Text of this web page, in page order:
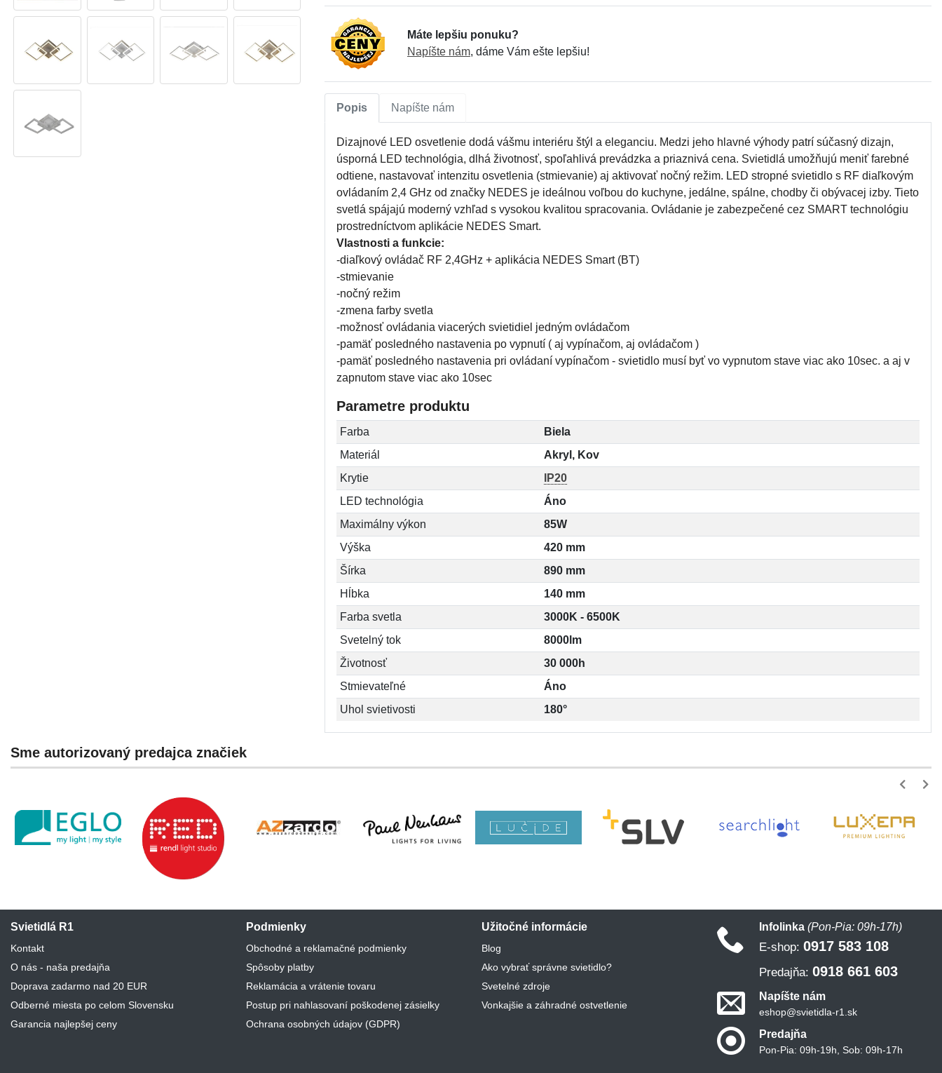
Máte lepšiu ponuku?
Napíšte nám, dáme Vám ešte lepšiu!
Popis Napíšte nám
Dizajnové LED osvetlenie dodá vášmu interiéru štýl a eleganciu. Medzi jeho hlavné výhody patrí súčasný dizajn,
úsporná LED technológia, dlhá životnosť, spoľahlivá prevádzka a priaznivá cena. Svietidlá umožňujú meniť farebné
odtiene, nastavovať intenzitu osvetlenia (stmievanie) aj aktivovať nočný režim. LED stropné svietidlo s RF diaľkovým
ovládaním 2,4 GHz od značky NEDES je ideálnou voľbou do kuchyne, jedálne, spálne, chodby či obývacej izby. Tieto
svetlá spájajú moderný vzhľad s vysokou kvalitou spracovania. Ovládanie je zabezpečené cez SMART technológiu
prostredníctvom aplikácie NEDES Smart.
Vlastnosti a funkcie:
-diaľkový ovládač RF 2,4GHz + aplikácia NEDES Smart (BT)
-stmievanie
-nočný režim
-zmena farby svetla
-možnosť ovládania viacerých svietidiel jedným ovládačom
-pamäť posledného nastavenia po vypnutí ( aj vypínačom, aj ovládačom )
-pamäť posledného nastavenia pri ovládaní vypínačom - svietidlo musí byť vo vypnutom stave viac ako 10sec. a aj v
zapnutom stave viac ako 10sec
Parametre produktu
Farba
Biela
Materiál
Akryl, Kov
Krytie
IP20
LED technológia
Áno
Maximálny výkon
85W
Výška
420 mm
Šírka
890 mm
Hĺbka
140 mm
Farba svetla
3000K - 6500K
Svetelný tok
8000lm
Životnosť
30 000h
Stmievateľné
Áno
Uhol svietivosti
180°
Sme autorizovaný predajca značiek
Svietidlá R1
Kontakt
O nás - naša predajňa
Doprava zadarmo nad 20 EUR
Odberné miesta po celom Slovensku
Garancia najlepšej ceny
Podmienky
Obchodné a reklamačné podmienky
Spôsoby platby
Reklamácia a vrátenie tovaru
Postup pri nahlasovaní poškodenej zásielky
Ochrana osobných údajov (GDPR)
Užitočné informácie
Blog
Ako vybrať správne svietidlo?
Svetelné zdroje
Vonkajšie a záhradné ostvetlenie
Infolinka (Pon-Pia: 09h-17h)
E-shop: 0917 583 108
Predajňa: 0918 661 603
Napíšte nám
eshop@svietidla-r1.sk
Predajňa
Pon-Pia: 09h-19h, Sob: 09h-17h